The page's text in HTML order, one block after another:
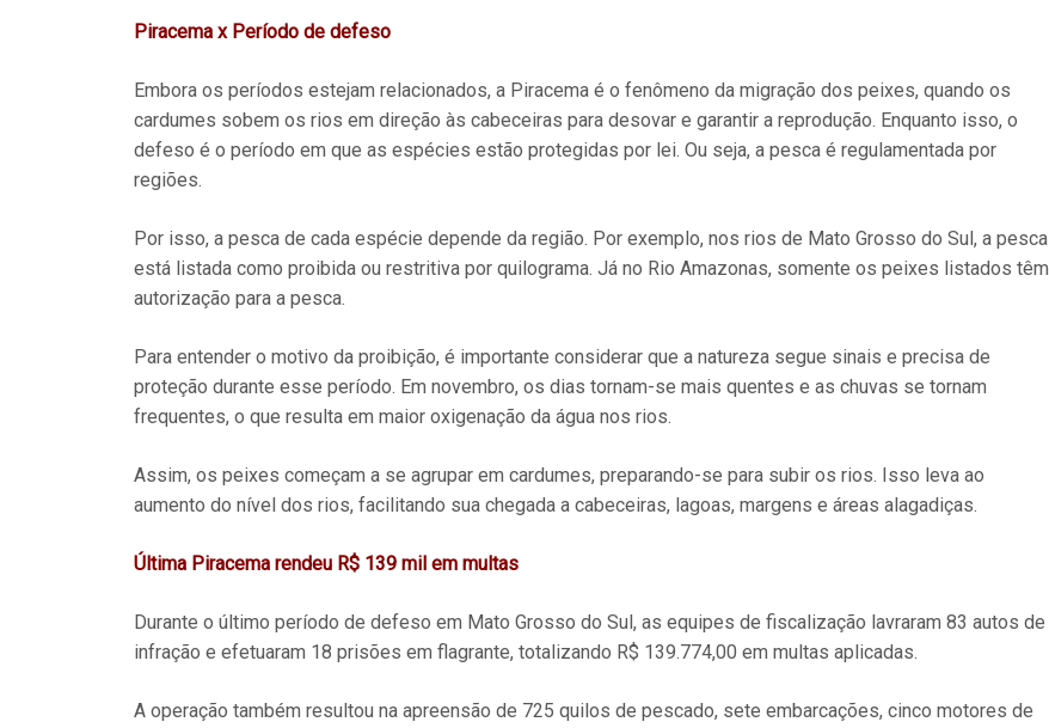
Piracema x Período de defeso
Embora os períodos estejam relacionados, a Piracema é o fenômeno da migração dos peixes, quando os
cardumes sobem os rios em direção às cabeceiras para desovar e garantir a reprodução. Enquanto isso, o
defeso é o período em que as espécies estão protegidas por lei. Ou seja, a pesca é regulamentada por
regiões.
Por isso, a pesca de cada espécie depende da região. Por exemplo, nos rios de Mato Grosso do Sul, a pesca
está listada como proibida ou restritiva por quilograma. Já no Rio Amazonas, somente os peixes listados têm
autorização para a pesca.
Para entender o motivo da proibição, é importante considerar que a natureza segue sinais e precisa de
proteção durante esse período. Em novembro, os dias tornam-se mais quentes e as chuvas se tornam
frequentes, o que resulta em maior oxigenação da água nos rios.
Assim, os peixes começam a se agrupar em cardumes, preparando-se para subir os rios. Isso leva ao
aumento do nível dos rios, facilitando sua chegada a cabeceiras, lagoas, margens e áreas alagadiças.
Última Piracema rendeu R$ 139 mil em multas
Durante o último período de defeso em Mato Grosso do Sul, as equipes de fiscalização lavraram 83 autos de
infração e efetuaram 18 prisões em flagrante, totalizando R$ 139.774,00 em multas aplicadas.
A operação também resultou na apreensão de 725 quilos de pescado, sete embarcações, cinco motores de